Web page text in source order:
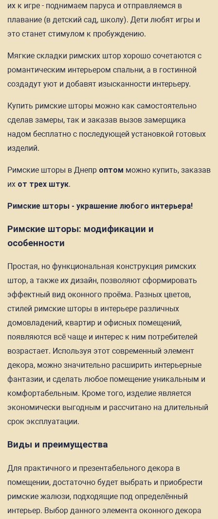
их к игре - поднимаем паруса и отправляемся в
плавание (в детский сад, школу). Дети любят игры и
это станет стимулом к пробуждению.
Мягкие складки римских штор хорошо сочетаются с
романтическим интерьером спальни, а в гостинной
создадут уют и добавят изысканности интерьеру.
Купить римские шторы можно как самостоятельно
сделав замеры, так и заказав вызов замерщика
надом бесплатно с последующей установкой готовых
изделий.
Римские шторы в Днепр оптом можно купить, заказав
их от трех штук.
Римские шторы - украшение любого интерьера!
Римские шторы: модификации и
особенности
Простая, но функциональная конструкция римских
штор, а также их дизайн, позволяют сформировать
эффектный вид оконного проёма. Разных цветов,
стилей римские шторы в интерьере различных
домовладений, квартир и офисных помещений,
появляются всё чаще и интерес к ним потребителей
возрастает. Используя этот современный элемент
декора, можно значительно расширить интерьерные
фантазии, и сделать любое помещение уникальным и
комфортабельным. Кроме того, изделие является
экономически выгодным и рассчитано на длительный
срок эксплуатации.
Виды и преимущества
Для практичного и презентабельного декора в
помещении, достаточно будет выбрать и приобрести
римские жалюзи, подходящие под определённый
интерьер. Выбор данного элемента оконного декора